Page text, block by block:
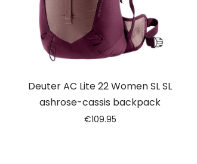
Deuter AC Lite 22 Women SL SL
ashrose-cassis backpack
€109.95